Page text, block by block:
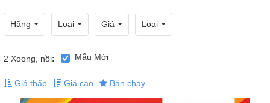
Hãng Loại Giá Loại
2 Xoong, nồi: Mẫu Mới
Giá thấp Giá cao Bán chạy